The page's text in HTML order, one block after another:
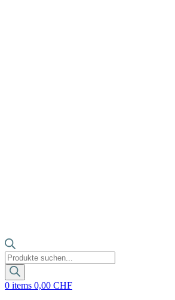
Products
search
0 items 0,00 CHF